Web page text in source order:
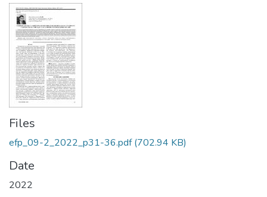
Files
efp_09-2_2022_p31-36.pdf(702.94 KB)
Date
2022